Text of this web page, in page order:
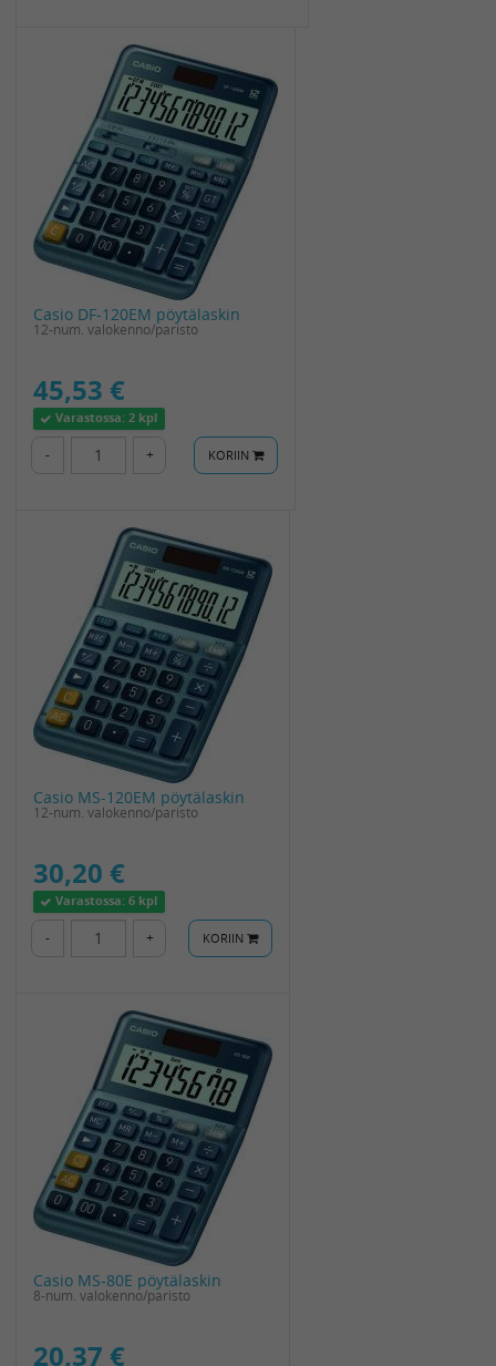
Casio DF-120EM pöytälaskin
12-num. valokenno/paristo
45,53 €
Varastossa:2 kpl
- + KORIIN
Casio MS-120EM pöytälaskin
12-num. valokenno/paristo
30,20 €
Varastossa:6 kpl
- + KORIIN
Casio MS-80E pöytälaskin
8-num. valokenno/paristo
20,37 €